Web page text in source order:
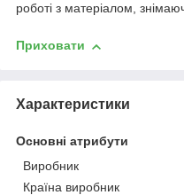
роботі з матеріалом,
Приховати
Характеристики
Основні атрибути
Виробник
Країна виробник